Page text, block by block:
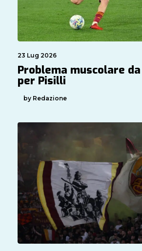
23 Lug 2026
Problema muscolare
per Pisilli
by Redazione